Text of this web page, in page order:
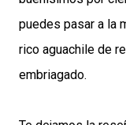
puedes pasar a la
rico aguachile de
embriagado.